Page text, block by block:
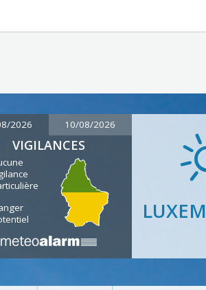
2026 10/08/2026
VIGILANCES